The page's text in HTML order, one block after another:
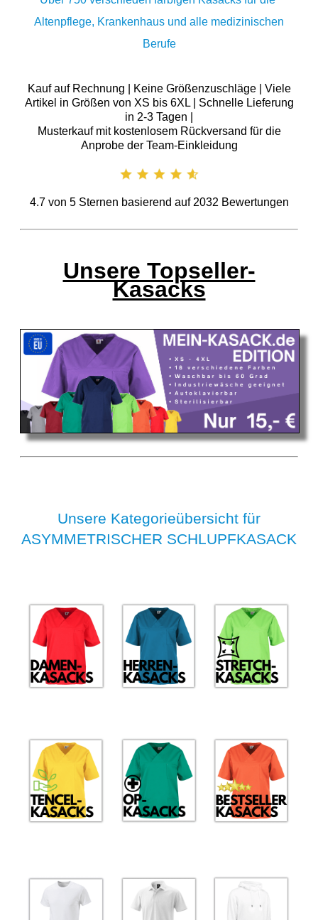
Altenpflege, Krankenhaus und alle medizinischen
Berufe
Kauf auf Rechnung | Keine Größenzuschläge | Viele
Artikel in Größen von XS bis 6XL | Schnelle Lieferung
in 2-3 Tagen |
Musterkauf mit kostenlosem Rückversand für die
Anprobe der Team-Einkleidung
4.7von 5Sternen basierend auf 2032 Bewertungen
Unsere Topseller-
Kasacks
Unsere Kategorieübersicht für
ASYMMETRISCHER SCHLUPFKASACK